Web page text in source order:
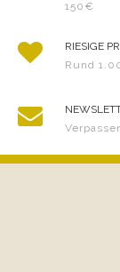
150€
RIESIGE
Rund